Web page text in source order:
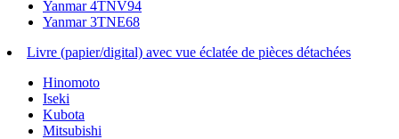
Yanmar 4TNV94
Yanmar 3TNE68
Livre (papier/digital) avec vue éclatée de pièces détachées
Hinomoto
Iseki
Kubota
Mitsubishi